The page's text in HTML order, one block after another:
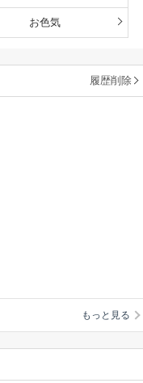
お色気
履歴削除
もっと見る